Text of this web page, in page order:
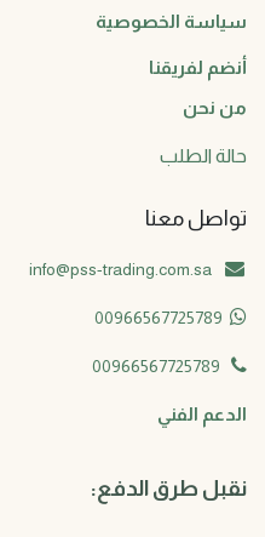
سياسة الخصوصية
أنضم لفريقنا
من نحن
حالة الطلب
تواصل معنا
info@pss-trading.com.sa
00966567725789
00966567725789
الدعم الفني
نقبل طرق الدفع: